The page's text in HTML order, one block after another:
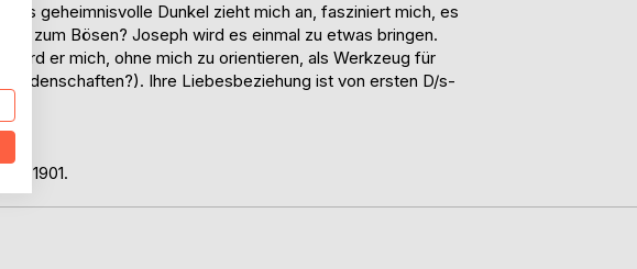
geheimnisvolle Dunkel zieht mich an, fasziniert mich, es
zum Bösen? Joseph wird es einmal zu etwas bringen.
Wird er mich, ohne mich zu orientieren, als Werkzeug für
Leidenschaften?). Ihre Liebesbeziehung ist von ersten D/s-
1901.